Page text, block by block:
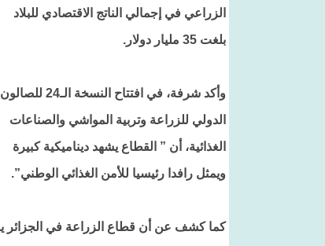
الزراعي في إجمالي الناتج الاقتصادي للبلاد
بلغت 35 مليار دولار.
وأكد شرفة، في افتتاح النسخة الـ24 للصالون
الدولي للزراعة وتربية المواشي والصناعات
الغذائية، أن ” القطاع يشهد ديناميكية كبيرة
ويمثل رافدا رئيسيا للأمن الغذائي الوطني”.